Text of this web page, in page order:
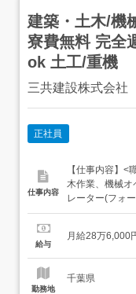
建築・土木/機
寮費無料 完全
ok 土工/重機
三共建設株式会社
正社員
仕事内容
【仕事内容】<
木作業、機械
レーター(フォ
月給28.6万円
給換算1万3000
給与
月給28万6,000
勤務地
千葉県